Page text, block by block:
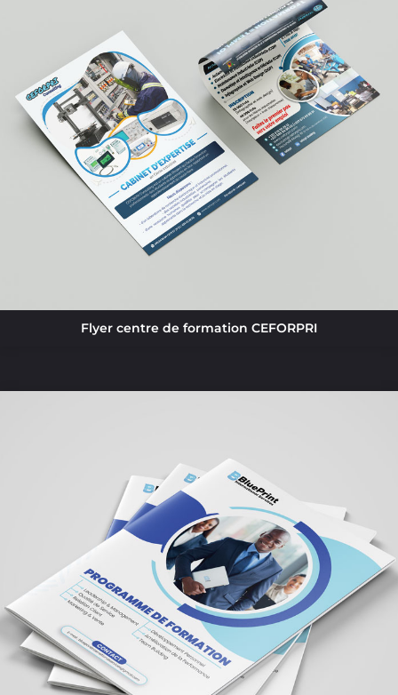
Flyer centre de formation CEFORPRI